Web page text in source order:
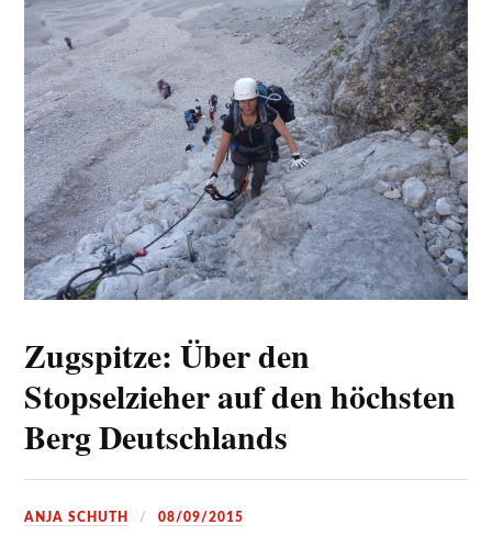
Zugspitze: Über den
Stopselzieher auf den höchsten
Berg Deutschlands
ANJA SCHUTH 08/09/2015